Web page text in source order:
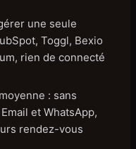
une seule
Toggl, Bexio
rien de connecté
: sans
et WhatsApp,
rendez-vous